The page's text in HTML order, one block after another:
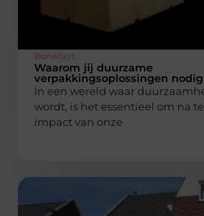
Bonefast
Waarom jij duurzame
verpakkingsoplossingen
In een wereld waar
wordt, is het essentieel om na
impact van onze